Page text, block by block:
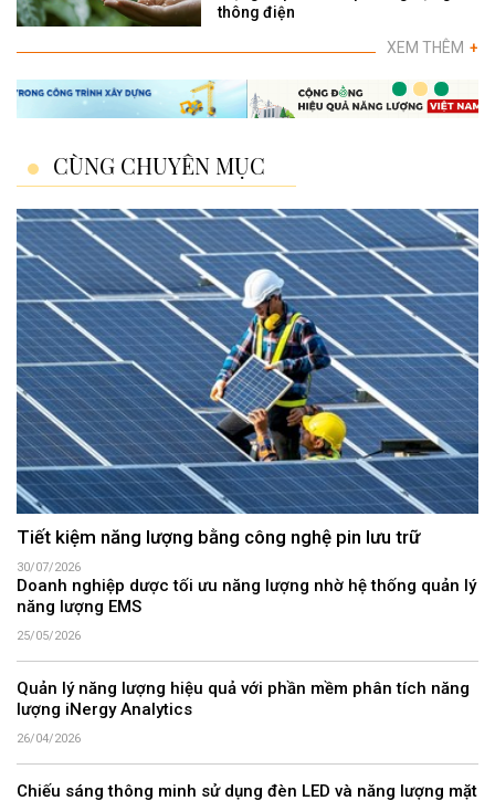
thông điện
XEM THÊM +
CÙNG CHUYÊN MỤC
Tiết kiệm năng lượng bằng công nghệ pin lưu trữ
30/07/2026
Doanh nghiệp dược tối ưu năng lượng nhờ hệ thống quản lý
năng lượng EMS
25/05/2026
Quản lý năng lượng hiệu quả với phần mềm phân tích năng
lượng iNergy Analytics
26/04/2026
Chiếu sáng thông minh sử dụng đèn LED và năng lượng mặt